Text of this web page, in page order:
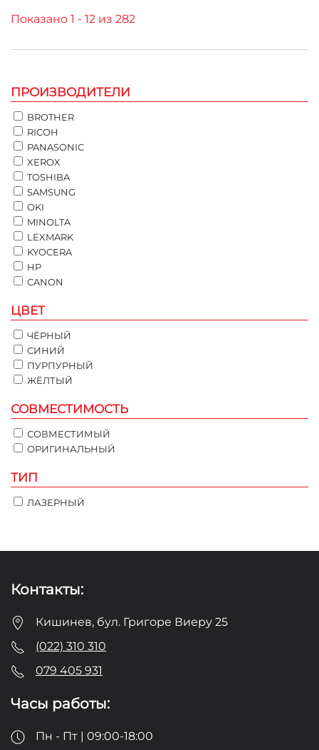
Показано 1 - 12 из 282
ПРОИЗВОДИТЕЛИ
BROTHER
RICOH
PANASONIC
XEROX
TOSHIBA
SAMSUNG
OKI
MINOLTA
LEXMARK
KYOCERA
HP
CANON
ЦВЕТ
ЧЁРНЫЙ
СИНИЙ
ПУРПУРНЫЙ
ЖЁЛТЫЙ
СОВМЕСТИМОСТЬ
СОВМЕСТИМЫЙ
ОРИГИНАЛЬНЫЙ
ТИП
ЛАЗЕРНЫЙ
Контакты:
Кишинев, бул. Григоре Виеру 25
(022) 310 310
079 405 931
Часы работы:
Пн - Пт | 09:00-18:00